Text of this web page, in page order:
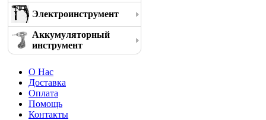
Электроинструмент
Аккумуляторный
инструмент
О Нас
Доставка
Оплата
Помощь
Контакты